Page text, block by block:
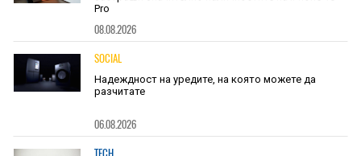
Pro
08.08.2026
SOCIAL
Надеждност на уредите, на която можете да
разчитате
06.08.2026